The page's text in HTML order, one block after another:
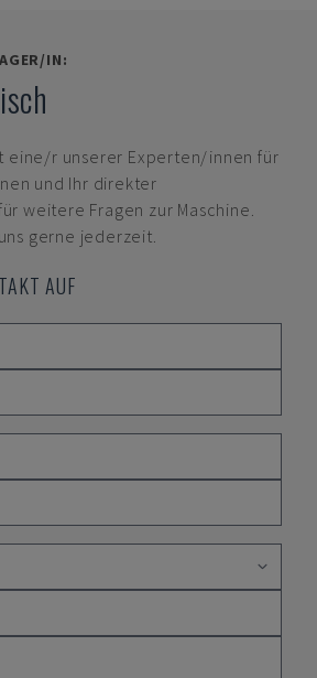
IN:
eine/r unserer Experten/innen für
und Ihr direkter
weitere Fragen zur Maschine.
gerne jederzeit.
AUF